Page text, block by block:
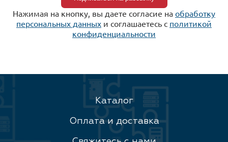
Нажимая на кнопку, вы даете согласие на обработку
персональных данных и соглашаетесь c политикой
конфиденциальности
Каталог
Оплата и доставка